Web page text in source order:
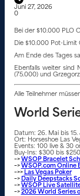
Juni 27, 2026
0
Bei der $10.000 PLO
Die $10.000 Pot-Limit
Am Ende des Tages
Ebenfalls weiter sind
(75.000) und
Alle Teilnehmer
World
Datum: 26. Mai bis 15.
Ort: Horseshoe Las
Events: 100 live & 30
Buy-Ins: $300 bis
–>WSOP Bracelet
–>WSOP.com Online
–>> Las Vegas Poker
–> Daily Deepstacks
–>WSOP Live
–>2026 World Series